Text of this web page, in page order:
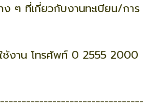
ๆ ที่เกี่ยวกับงานทะเบียน/การ
งาน โทรศัพท์ 0 2555 2000